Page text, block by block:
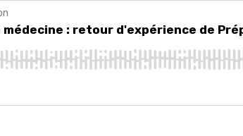
: retour d'expérience de Prépa Défi à Angers
: retour d'expérience de